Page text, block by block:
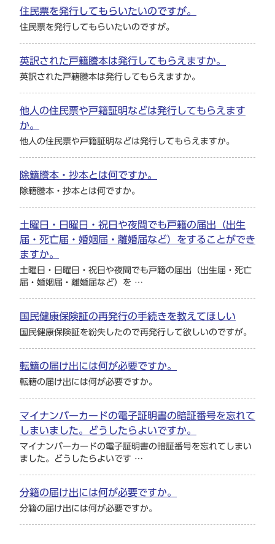
住民票を発行してもらいたいのですが。
住民票を発行してもらいたいのですが。
英訳された戸籍謄本は発行してもらえますか。
英訳された戸籍謄本は発行してもらえますか。
他人の住民票や戸籍証明などは発行してもらえます
か。
他人の住民票や戸籍証明などは発行してもらえますか。
除籍謄本・抄本とは何ですか。
除籍謄本・抄本とは何ですか。
土曜日・日曜日・祝日や夜間でも戸籍の届出（出生
届・死亡届・婚姻届・離婚届など）をすることができ
ますか。
土曜日・日曜日・祝日や夜間でも戸籍の届出（出生届・死亡
届・婚姻届・離婚届など）を …
国民健康保険証の再発行の手続きを教えてほしい
国民健康保険証を紛失したので再発行して欲しいのですが。
転籍の届け出には何が必要ですか。
転籍の届け出には何が必要ですか。
マイナンバーカードの電子証明書の暗証番号を忘れて
しまいました。どうしたらよいですか。
マイナンバーカードの電子証明書の暗証番号を忘れてしまい
ました。どうしたらよいです …
分籍の届け出には何が必要ですか。
分籍の届け出には何が必要ですか。